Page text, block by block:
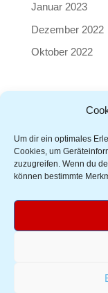
Um dir ein optimales
Cookies, um
zuzugreifen. Wenn du
können bestimmte
Januar 2023
Dezember 2022
Oktober 2022
AGB|
© 2026 Cheersport
Verband |